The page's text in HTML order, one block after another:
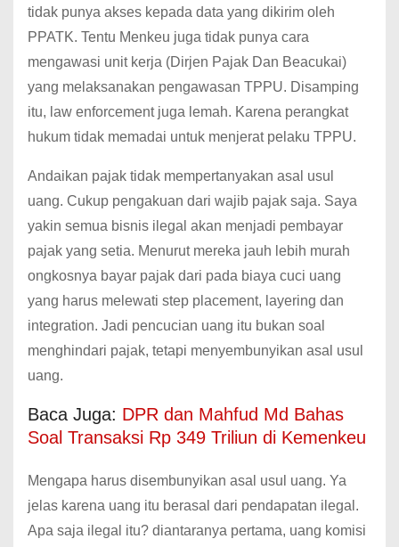
tidak punya akses kepada data yang dikirim oleh
PPATK. Tentu Menkeu juga tidak punya cara
mengawasi unit kerja (Dirjen Pajak Dan Beacukai)
yang melaksanakan pengawasan TPPU. Disamping
itu, law enforcement juga lemah. Karena perangkat
hukum tidak memadai untuk menjerat pelaku TPPU.
Andaikan pajak tidak mempertanyakan asal usul
uang. Cukup pengakuan dari wajib pajak saja. Saya
yakin semua bisnis ilegal akan menjadi pembayar
pajak yang setia. Menurut mereka jauh lebih murah
ongkosnya bayar pajak dari pada biaya cuci uang
yang harus melewati step placement, layering dan
integration. Jadi pencucian uang itu bukan soal
menghindari pajak, tetapi menyembunyikan asal usul
uang.
Baca Juga: DPR dan Mahfud Md Bahas
Soal Transaksi Rp 349 Triliun di Kemenkeu
Mengapa harus disembunyikan asal usul uang. Ya
jelas karena uang itu berasal dari pendapatan ilegal.
Apa saja ilegal itu? diantaranya pertama, uang komisi